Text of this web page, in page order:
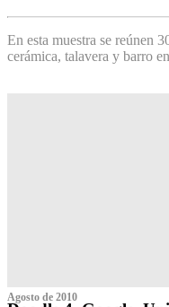
En esta muestra se reúnen
cerámica, talavera y barro
Agosto de 2010